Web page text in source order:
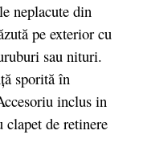
neplacute din
pe exterior cu
sau nituri.
sporită în
inclus in
clapet de retinere